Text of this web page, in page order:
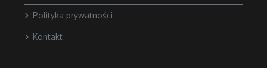
Polityka prywatności
Kontakt